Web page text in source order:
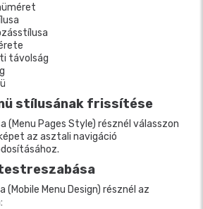
távolság
stílusának frissítése
(Menu Pages Style) résznél válasszon
az asztali navigáció
(Mobile Menu Design) résznél az